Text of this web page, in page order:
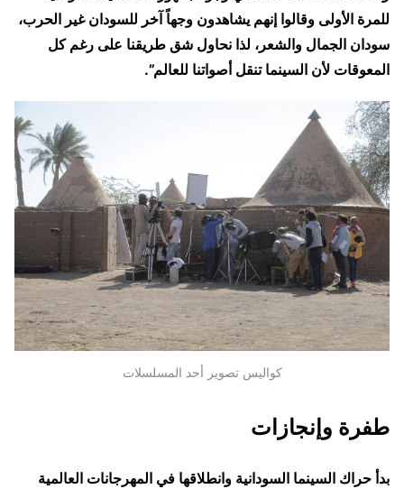
للمرة الأولى وقالوا إنهم يشاهدون وجهاً آخر للسودان غير الحرب،
سودان الجمال والشعر، لذا نحاول شق طريقنا على رغم كل
المعوقات لأن السينما تنقل أصواتنا للعالم”.
كواليس تصوير أحد المسلسلات
طفرة وإنجازات
بدأ حراك السينما السودانية وانطلاقها في المهرجانات العالمية